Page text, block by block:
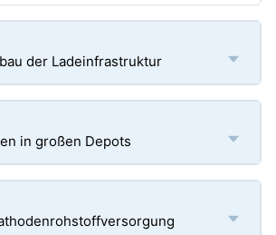
der Ladeinfrastruktur
in großen Depots